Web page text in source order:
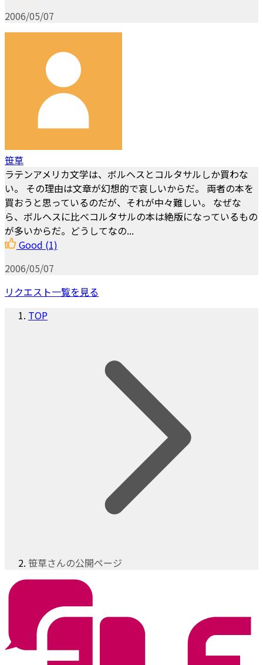
2006/05/07
笹草
ラテンアメリカ文学は、ボルヘスとコルタサルしか買わな
い。 その理由は文章が幻想的で哀しいからだ。 両者の本を
買おうと思っているのだが、それが中々難しい。 なぜな
ら、ボルヘスに比べコルタサルの本は絶版になっているもの
が多いからだ。どうしてなの...
Good (1)
2006/05/07
リクエスト一覧を見る
TOP
笹草さんの公開ページ